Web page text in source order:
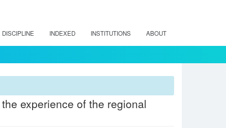
DISCIPLINE INDEXED INSTITUTIONS ABOUT
experience of the regional